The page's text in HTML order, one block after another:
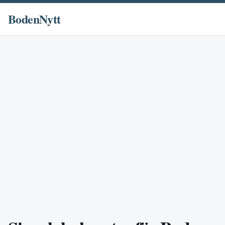
BodenNytt